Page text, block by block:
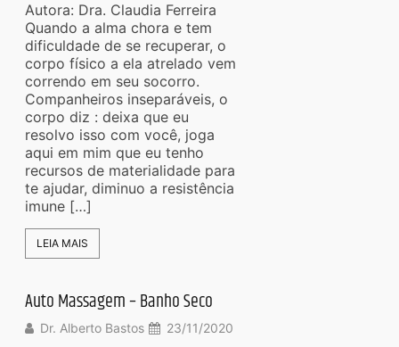
Autora: Dra. Claudia Ferreira
Quando a alma chora e tem
dificuldade de se recuperar, o
corpo físico a ela atrelado vem
correndo em seu socorro.
Companheiros inseparáveis, o
corpo diz : deixa que eu
resolvo isso com você, joga
aqui em mim que eu tenho
recursos de materialidade para
te ajudar, diminuo a resistência
imune […]
LEIA MAIS
Auto Massagem – Banho Seco
Dr. Alberto Bastos 23/11/2020